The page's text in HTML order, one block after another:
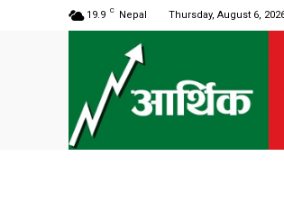
19.9 C Nepal Thursday, August 6,